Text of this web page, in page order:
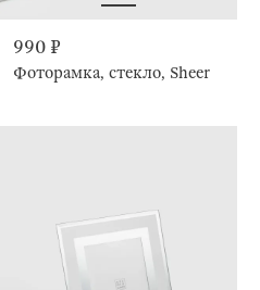
990 ₽
Фоторамка, стекло, Sheer